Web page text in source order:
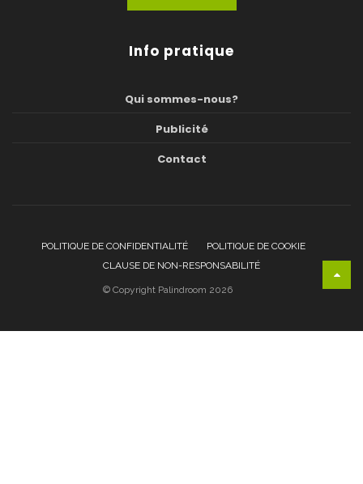
Info pratique
Qui sommes-nous?
Publicité
Contact
POLITIQUE DE CONFIDENTIALITÉ
POLITIQUE DE COOKIE
CLAUSE DE NON-RESPONSABILITÉ
© Copyright Palindroom 2026